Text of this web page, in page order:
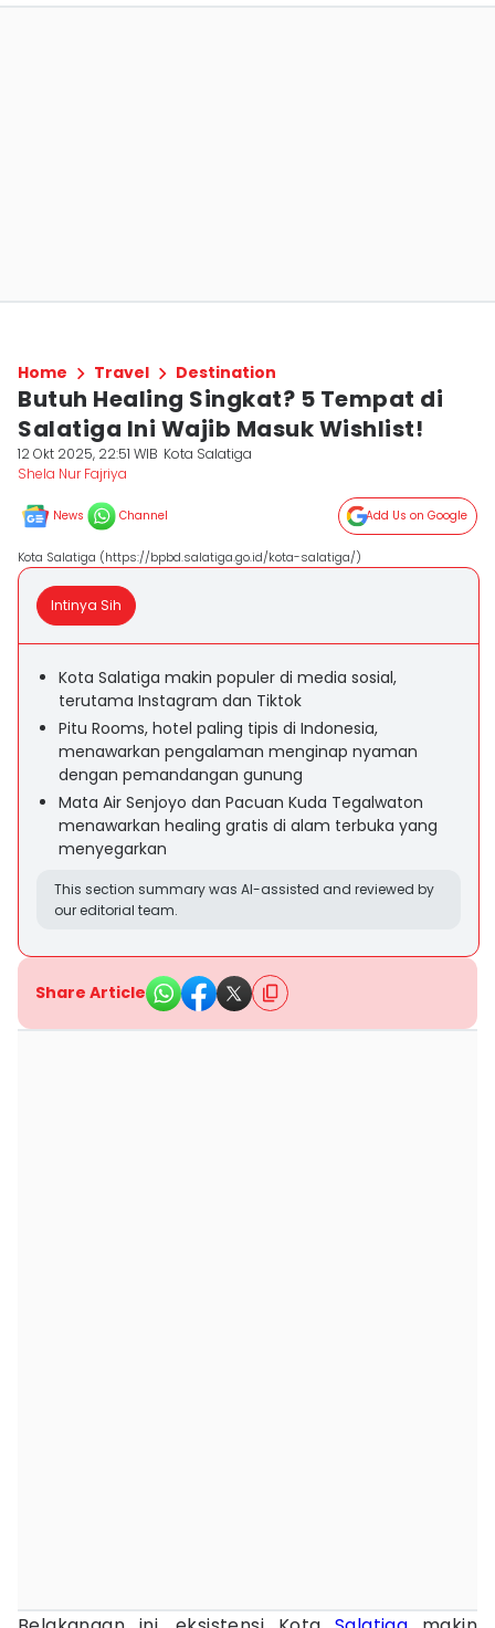
Home Travel Destination
Butuh Healing Singkat? 5 Tempat di
Salatiga Ini Wajib Masuk Wishlist!
12 Okt 2025, 22:51 WIB Kota Salatiga
Shela Nur Fajriya
News Channel Add Us on Google
Kota Salatiga (https://bpbd.salatiga.go.id/kota-salatiga/)
Intinya Sih
Kota Salatiga makin populer di media sosial,
terutama Instagram dan Tiktok
Pitu Rooms, hotel paling tipis di Indonesia,
menawarkan pengalaman menginap nyaman
dengan pemandangan gunung
Mata Air Senjoyo dan Pacuan Kuda Tegalwaton
menawarkan healing gratis di alam terbuka yang
menyegarkan
This section summary was AI-assisted and reviewed by
our editorial team.
Share Article